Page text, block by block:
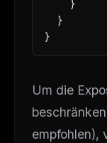
}
Um die
empfohlen),